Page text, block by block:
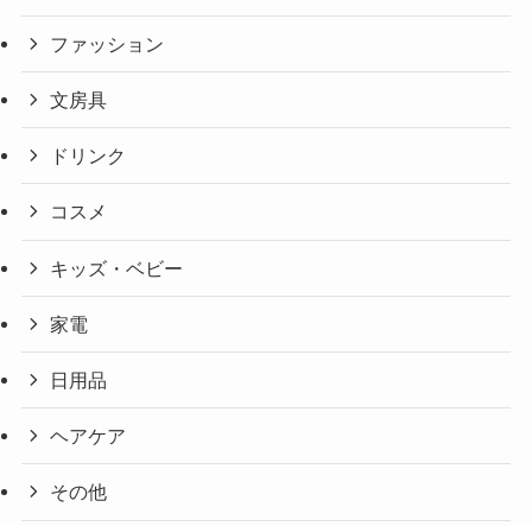
ファッション
文房具
ドリンク
コスメ
キッズ・ベビー
家電
日用品
ヘアケア
その他